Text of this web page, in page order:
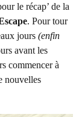
le récap’ de la
. Pour tour
jours (enfin
avant les
commencer à
nouvelles